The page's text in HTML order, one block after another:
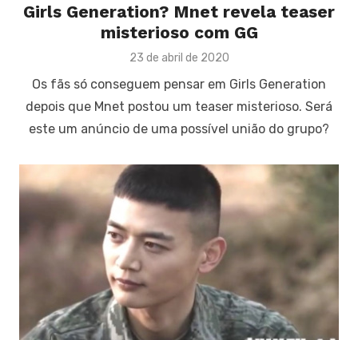
Girls Generation? Mnet revela teaser
misterioso com GG
Posted
23 de abril de 2020
Os fãs só conseguem pensar em Girls Generation
depois que Mnet postou um teaser misterioso. Será
este um anúncio de uma possível união do grupo?